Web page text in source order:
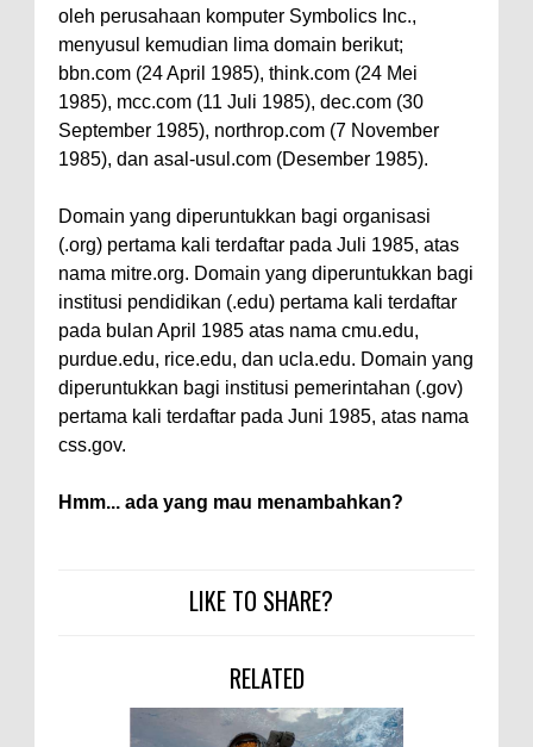
oleh perusahaan komputer Symbolics Inc.,
menyusul kemudian lima domain berikut;
bbn.com (24 April 1985), think.com (24 Mei
1985), mcc.com (11 Juli 1985), dec.com (30
September 1985), northrop.com (7 November
1985), dan asal-usul.com (Desember 1985).
Domain yang diperuntukkan bagi organisasi
(.org) pertama kali terdaftar pada Juli 1985, atas
nama mitre.org. Domain yang diperuntukkan bagi
institusi pendidikan (.edu) pertama kali terdaftar
pada bulan April 1985 atas nama cmu.edu,
purdue.edu, rice.edu, dan ucla.edu. Domain yang
diperuntukkan bagi institusi pemerintahan (.gov)
pertama kali terdaftar pada Juni 1985, atas nama
css.gov.
Hmm... ada yang mau menambahkan?
LIKE TO SHARE?
RELATED